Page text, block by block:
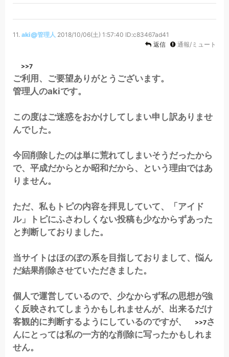
11. aki@管理人 2018/10/06(土) 1:57:40 ID:c83467ad41
返信
通報/ミュート
>>7
ご利用、ご要望ありがとうございます。
管理人のakiです。
この度はご迷惑をおかけしてしまい申し訳ありませ
んでした。
今回削除したのは単に荒れてしまいそうだったから
で、平成だからとか昭和だから、という理由ではあ
りません。
ただ、私もトピの内容を拝見していて、「アイド
ル」トピにふさわしくない投稿も少なからずあった
と判断しておりました。
当サイトはほのぼの系を目指しておりまして、悩ん
だ結果削除させていただきました。
個人で運営しているので、少なからず私の思想が強
く反映されてしまうかもしれませんが、出来るだけ
客観的に判断するようにしているのですが、
>>7さ
んにとっては私の一方的な削除に写ったかもしれま
せん。